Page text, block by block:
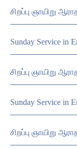
சிறப்பு ஞாயிறு
Sunday Service in
சிறப்பு ஞாயிறு
Sunday Service in
சிறப்பு ஞாயிறு